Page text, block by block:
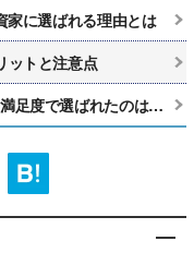
に選ばれる理由とは
ットと注意点
足度で選ばれたのは…